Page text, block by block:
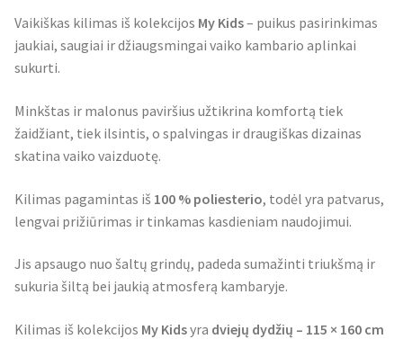
Vaikiškas kilimas iš kolekcijos My Kids– puikus pasirinkimas
jaukiai, saugiai ir džiaugsmingai vaiko kambario aplinkai
sukurti.
Minkštas ir malonus paviršius užtikrina komfortą tiek
žaidžiant, tiek ilsintis, o spalvingas ir draugiškas dizainas
skatina vaiko vaizduotę.
Kilimas pagamintas iš 100 % poliesterio, todėl yra patvarus,
lengvai prižiūrimas ir tinkamas kasdieniam naudojimui.
Jis apsaugo nuo šaltų grindų, padeda sumažinti triukšmą ir
sukuria šiltą bei jaukią atmosferą kambaryje.
Kilimas iš kolekcijos My Kidsyra dviejų dydžių – 115 × 160 cm